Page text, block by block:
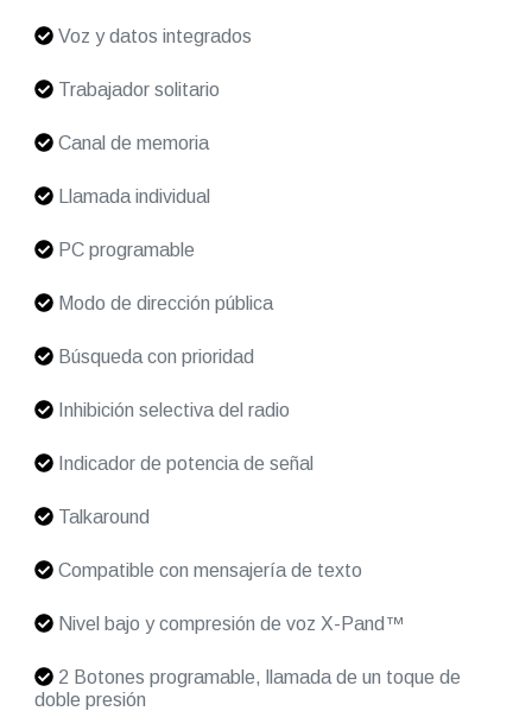
Voz y datos integrados
Trabajador solitario
Canal de memoria
Llamada individual
PC programable
Modo de dirección pública
Búsqueda con prioridad
Inhibición selectiva del radio
Indicador de potencia de señal
Talkaround
Compatible con mensajería de texto
Nivel bajo y compresión de voz X-Pand™
2 Botones programable, llamada de un toque de
doble presión